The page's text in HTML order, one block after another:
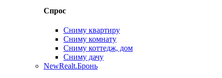
Спрос
Сниму квартиру
Сниму комнату
Сниму коттедж, дом
Сниму дачу
NewRealt.Бронь